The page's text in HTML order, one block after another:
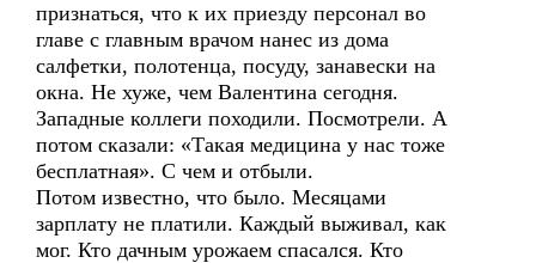
признаться, что к их приезду персонал во
главе с главным врачом нанес из дома
салфетки, полотенца, посуду, занавески на
окна. Не хуже, чем Валентина сегодня.
Западные коллеги походили. Посмотрели. А
потом сказали: «Такая медицина у нас тоже
бесплатная». С чем и отбыли.
Потом известно, что было. Месяцами
зарплату не платили. Каждый выживал, как
мог. Кто дачным урожаем спасался. Кто